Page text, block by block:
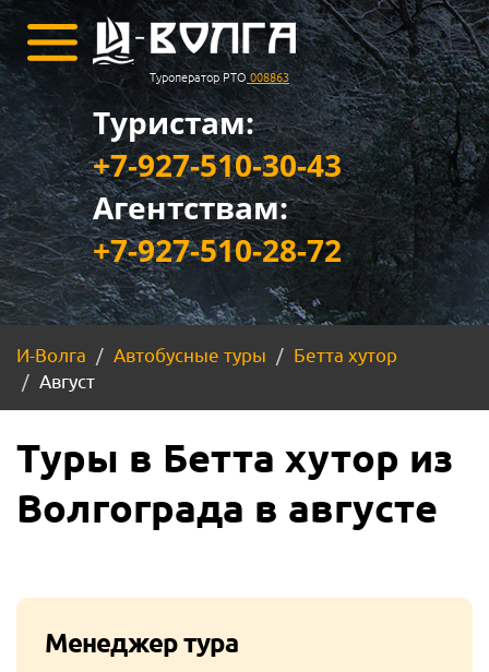
Туроператор РТО 008863
Туристам:
+7-927-510-30-43
Агентствам:
+7-927-510-28-72
И-Волга Автобусные туры
Бетта хутор
Август
Туры в Бетта хутор из
Волгограда в августе
Менеджер тура